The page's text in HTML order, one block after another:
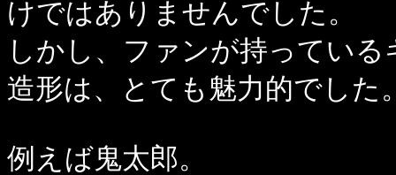
けではありませんでした。
しかし、ファンが持ってい
造形は、とても魅力的でした
例えば鬼太郎。